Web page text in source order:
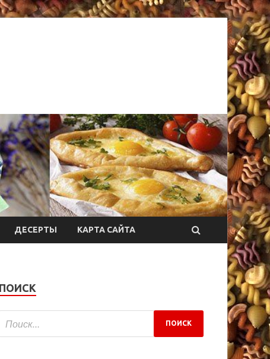
ДЕСЕРТЫ КАРТА САЙТА
ПОИСК